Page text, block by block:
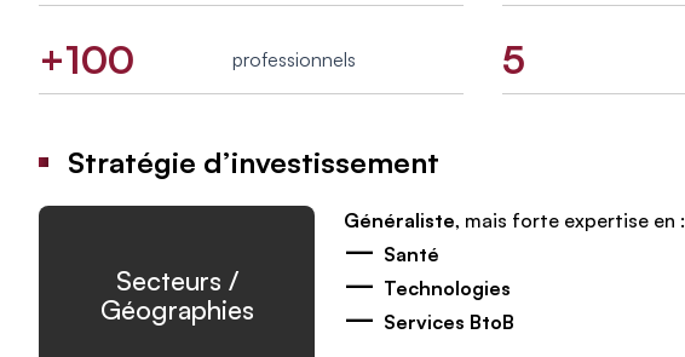
+100 professionnels 5
Stratégie d’investissement
Secteurs /
Géographies
Généraliste, mais forte expertise en :
– Santé
– Technologies
– Services BtoB